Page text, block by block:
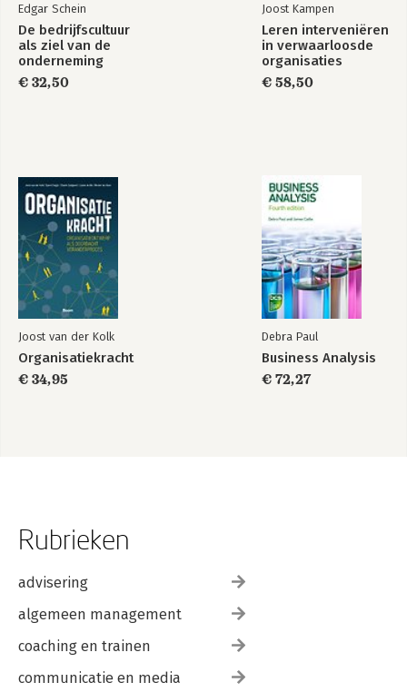
Edgar Schein
De bedrijfscultuur
als ziel van de
onderneming
€ 32,50
Joost Kampen
Leren interveniëren
in verwaarloosde
organisaties
€ 58,50
Joost van der Kolk
Organisatiekracht
€ 34,95
Debra Paul
Business Analysis
€ 72,27
Rubrieken
advisering
algemeen management
coaching en trainen
communicatie en media